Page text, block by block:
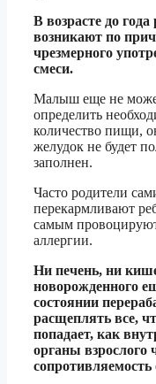
В возрасте до года
возникают по
чрезмерного
смеси.
Малыш еще не
определить
количество пищи,
желудок не будет
заполнен.
Часто родители
перекармливают
самым
аллергии.
Ни печень, ни
новорожденного
состоянии
расщеплять все,
попадает, как
органы взрослого
сопротивляемость